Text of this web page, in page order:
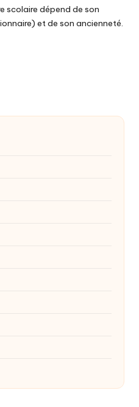
scolaire dépend de son
et de son ancienneté.